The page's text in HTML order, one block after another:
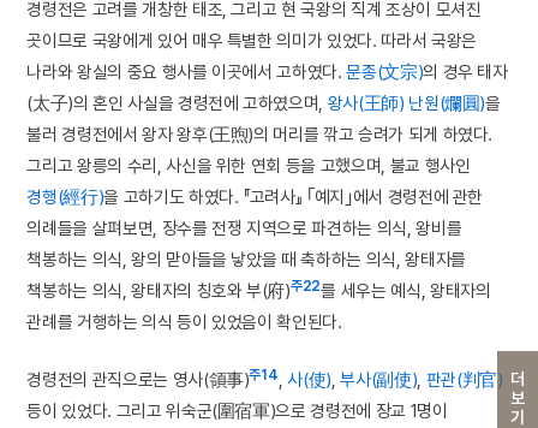
더보기
경령전은 고려를 개창한 태조, 그리고 현 국왕의 직계 조상이 모셔진
곳이므로 국왕에게 있어 매우 특별한 의미가 있었다. 따라서 국왕은
나라와 왕실의 중요 행사를 이곳에서 고하였다.문종(文宗)의 경우 태자
(太子)의 혼인 사실을 경령전에 고하였으며, 왕사(王師) 난원(爛圓)을
불러 경령전에서 왕자 왕후(王煦)의 머리를 깎고 승려가 되게 하였다.
그리고 왕릉의 수리, 사신을 위한 연회 등을 고했으며, 불교 행사인
경행(經行)을 고하기도 하였다. 『고려사』 ｢예지｣에서 경령전에 관한
의례들을 살펴보면, 장수를 전쟁 지역으로 파견하는 의식, 왕비를
책봉하는 의식, 왕의 맏아들을 낳았을 때 축하하는 의식, 왕태자를
책봉하는 의식, 왕태자의 칭호와 부(府)주22를 세우는 예식, 왕태자의
관례를 거행하는 의식 등이 있었음이 확인된다.
경령전의 관직으로는 영사(領事)주14 ,사(使) ,부사(副使) 판관(判官)
등이 있었다. 그리고 위숙군(圍宿軍)으로 경령전에 장교 1명이